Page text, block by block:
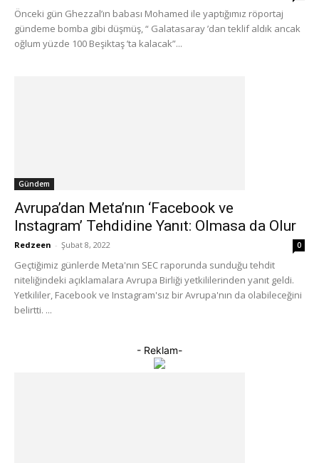
Önceki gün Ghezzal’ın babası Mohamed ile yaptığımız röportaj
gündeme bomba gibi düşmüş, “ Galatasaray ’dan teklif aldık ancak
oğlum yüzde 100 Beşiktaş ’ta kalacak”...
Gündem
Avrupa’dan Meta’nın ‘Facebook ve
Instagram’ Tehdidine Yanıt: Olmasa da Olur
Redzeen - Şubat 8, 2022 0
Geçtiğimiz günlerde Meta'nın SEC raporunda sunduğu tehdit
niteliğindeki açıklamalara Avrupa Birliği yetkililerinden yanıt geldi.
Yetkililer, Facebook ve Instagram'sız bir Avrupa'nın da olabileceğini
belirtti. ...
- Reklam-